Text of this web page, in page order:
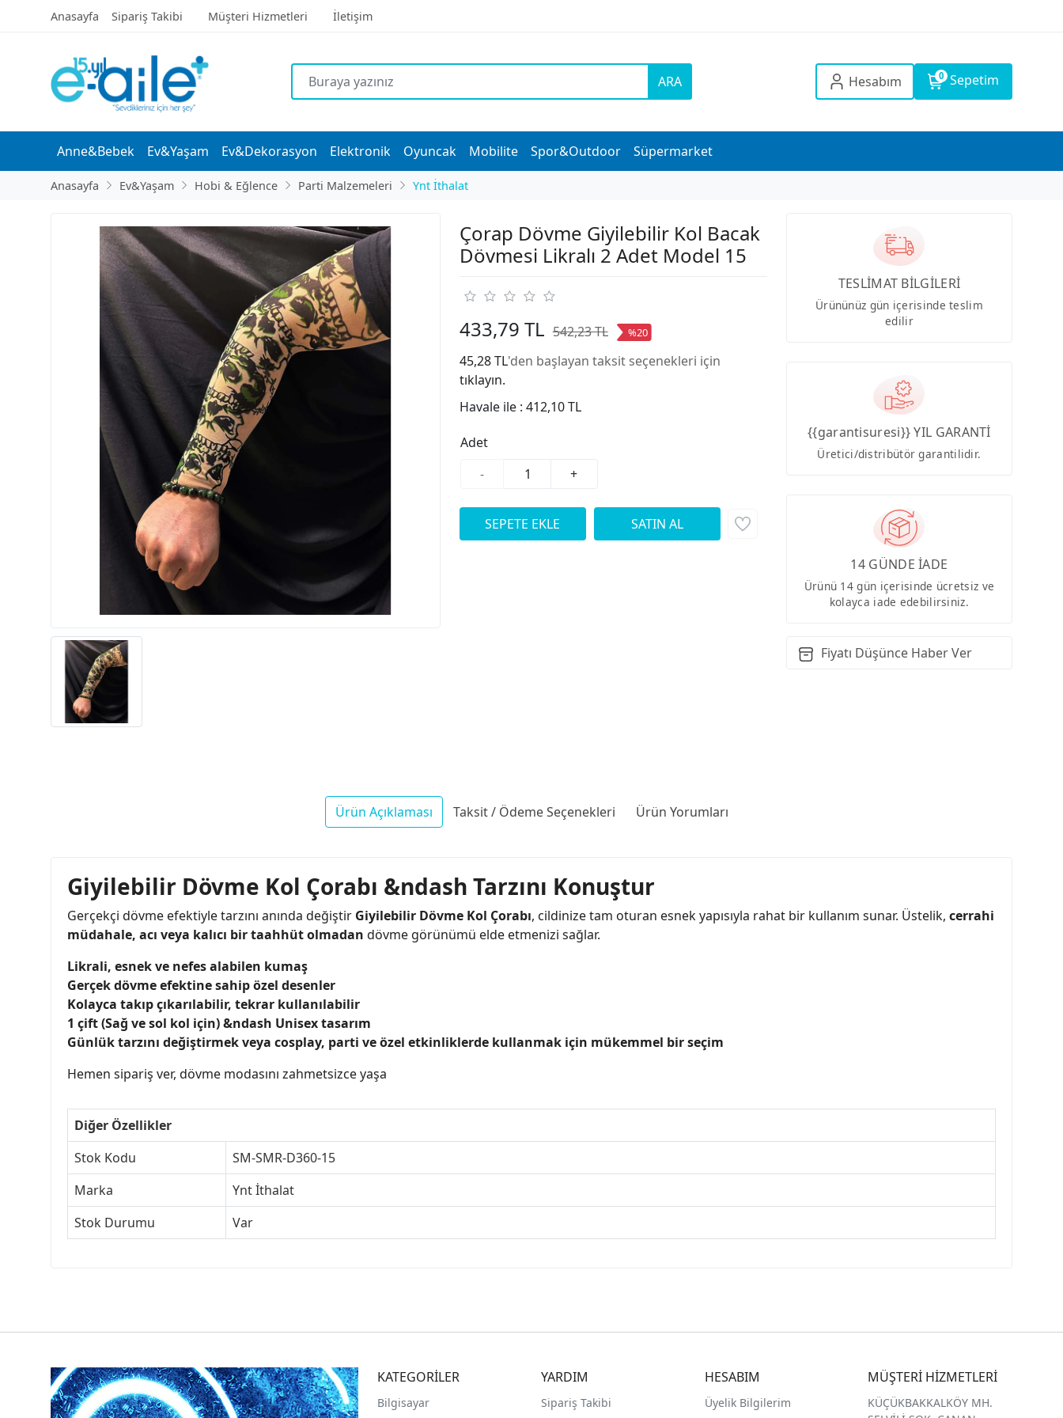
Anasayfa Sipariş Takibi Müşteri Hizmetleri İletişim
ARA Hesabım 0 Sepetim
Anne&Bebek Ev&Yaşam Ev&Dekorasyon Elektronik Oyuncak Mobilite Spor&Outdoor Süpermarket
Anasayfa Ev&Yaşam Hobi & Eğlence Parti Malzemeleri Ynt İthalat
Çorap Dövme Giyilebilir Kol Bacak
Dövmesi Likralı 2 Adet Model 15
433,79 TL 542,23 TL %20
45,28 TL'den başlayan taksit seçenekleri için
tıklayın.
Havale ile : 412,10 TL
Adet
-
+
TESLİMAT BİLGİLERİ
Ürününüz gün içerisinde teslim
edilir
{{garantisuresi}} YIL GARANTİ
Üretici/distribütör garantilidir.
14 GÜNDE İADE
Ürünü 14 gün içerisinde ücretsiz ve
kolayca iade edebilirsiniz.
Fiyatı Düşünce Haber Ver
Ürün Açıklaması Taksit / Ödeme Seçenekleri Ürün Yorumları
Giyilebilir Dövme Kol Çorabı &ndash Tarzını Konuştur
Gerçekçi dövme efektiyle tarzını anında değiştir Giyilebilir Dövme Kol Çorabı, cildinize tam oturan esnek yapısıyla rahat bir kullanım sunar. Üstelik, cerrahi
müdahale, acı veya kalıcı bir taahhüt olmadan dövme görünümü elde etmenizi sağlar.
Likrali, esnek ve nefes alabilen kumaş
Gerçek dövme efektine sahip özel desenler
Kolayca takıp çıkarılabilir, tekrar kullanılabilir
1 çift (Sağ ve sol kol için) &ndash Unisex tasarım
Günlük tarzını değiştirmek veya cosplay, parti ve özel etkinliklerde kullanmak için mükemmel bir seçim
Hemen sipariş ver, dövme modasını zahmetsizce yaşa
Diğer Özellikler
Stok Kodu
SM-SMR-D360-15
Marka
Ynt İthalat
Stok Durumu
Var
KATEGORİLER
Bilgisayar
YARDIM
Sipariş Takibi
HESABIM
Üyelik Bilgilerim
MÜŞTERİ HİZMETLERİ
KÜÇÜKBAKKALKÖY MH.